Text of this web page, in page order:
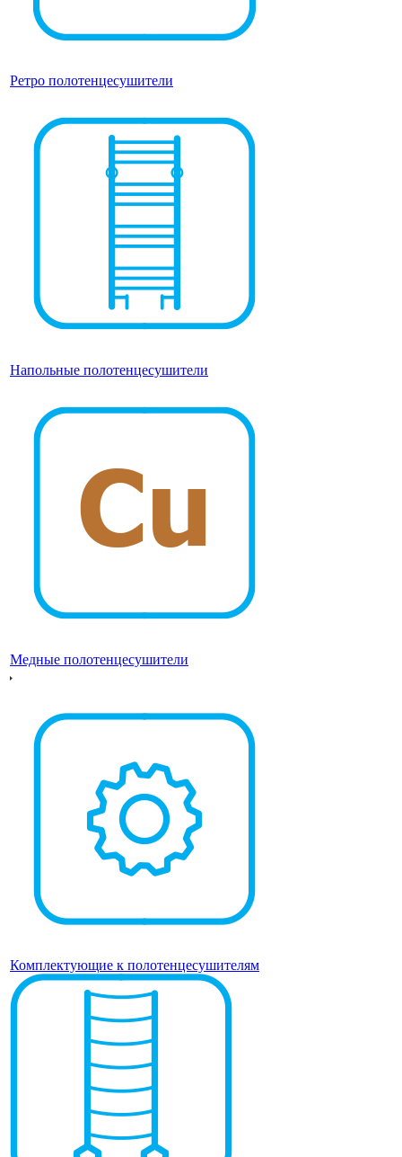
Ретро полотенцесушители
Напольные полотенцесушители
Медные полотенцесушители
Комплектующие к полотенцесушителям